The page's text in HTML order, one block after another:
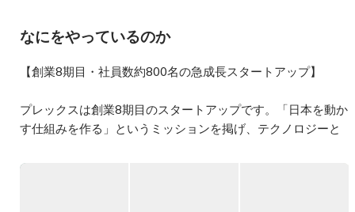
なにをやっているのか
【創業8期目・社員数約800名の急成長スタートアップ】
プレックスは創業8期目のスタートアップです。「日本を動か
す仕組みを作る」というミッションを掲げ、テクノロジーと
のある仕組み」を提供することを目指しています。